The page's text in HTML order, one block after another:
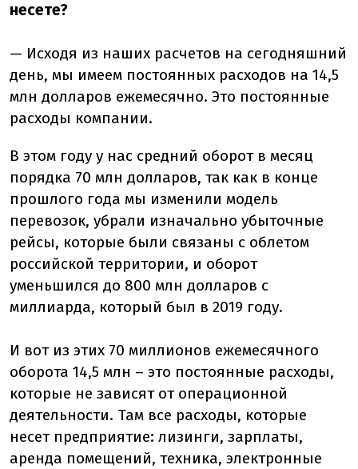
несете?
— Исходя из наших расчетов на сегодняшний
день, мы имеем постоянных расходов на 14,5
млн долларов ежемесячно. Это постоянные
расходы компании.
В этом году у нас средний оборот в месяц
порядка 70 млн долларов, так как в конце
прошлого года мы изменили модель
перевозок, убрали изначально убыточные
рейсы, которые были связаны с облетом
российской территории, и оборот
уменьшился до 800 млн долларов с
миллиарда, который был в 2019 году.
И вот из этих 70 миллионов ежемесячного
оборота 14,5 млн – это постоянные расходы,
которые не зависят от операционной
деятельности. Там все расходы, которые
несет предприятие: лизинги, зарплаты,
аренда помещений, техника, электронные